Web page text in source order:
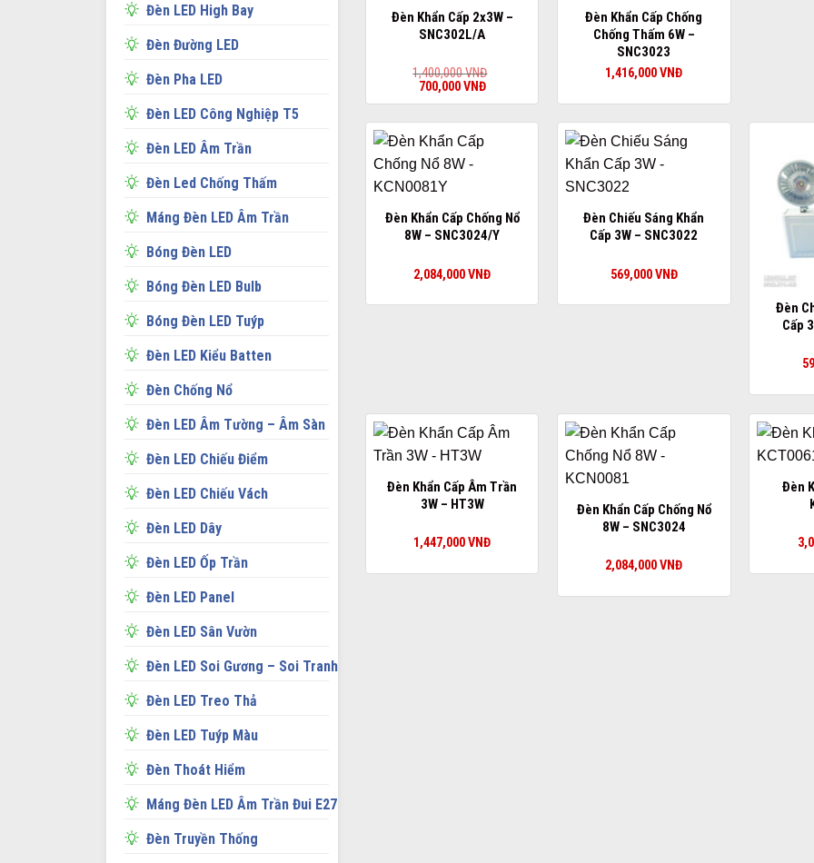
Đèn LED High Bay
Đèn Đường LED
Đèn Pha LED
Đèn LED Công Nghiệp T5
Đèn LED Âm Trần
Đèn Led Chống Thấm
Máng Đèn LED Âm Trần
Bóng Đèn LED
Bóng Đèn LED Bulb
Bóng Đèn LED Tuýp
Đèn LED Kiểu Batten
Đèn Chống Nổ
Đèn LED Âm Tường – Âm Sàn
Đèn LED Chiếu Điểm
Đèn LED Chiếu Vách
Đèn LED Dây
Đèn LED Ốp Trần
Đèn LED Panel
Đèn LED Sân Vườn
Đèn LED Soi Gương – Soi Tranh
Đèn LED Treo Thả
Đèn LED Tuýp Màu
Đèn Thoát Hiểm
Máng Đèn LED Âm Trần Đui E27
Đèn Truyền Thống
Đèn Khẩn Cấp 2x3W –
SNC302L/A
1,400,000VNĐ
Giá
1,400,000 VNĐ.
700,000VNĐGiá
là:
Đèn Khẩn Cấp Chống
Chống Thấm 6W –
SNC3023
1,416,000VNĐ
Đèn Khẩn Cấp Chống Nổ
8W – SNC3024/Y
2,084,000VNĐ
Đèn Chiếu Sáng Khẩn
Cấp 3W – SNC3022
569,000VNĐ
Đèn
Cấp
Đèn Khẩn Cấp Âm Trần
3W – HT3W
1,447,000VNĐ
Đèn Khẩn Cấp Chống Nổ
8W – SNC3024
2,084,000VNĐ
Đèn